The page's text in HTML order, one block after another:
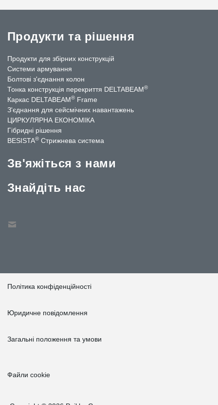
Продукти та рішення
Продукти для збірних конструкцій
Системи армування
Болтові з'єднання колон
Тонка конструкція перекриття DELTABEAM®
Каркас DELTABEAM® Frame
З'єднання для сейсмічних навантажень
ЦИРКУЛЯРНА ЕКОНОМІКА
Гібридні рішення
BESISTA® Стрижнева система
Зв'яжіться з нами
Знайдіть нас
Політика конфіденційності
Юридичне повідомлення
Загальні положення та умови
Файли cookie